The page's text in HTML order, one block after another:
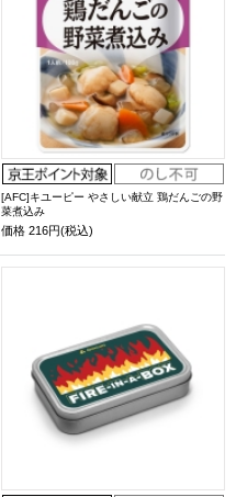
[AFC]キユーピー やさしい献立 鶏だんごの野
菜煮込み
価格 216円(税込)